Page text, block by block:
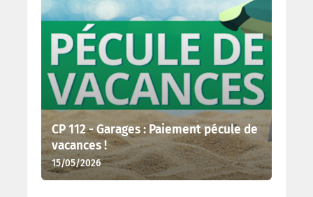
CP 112 - Garages : Paiement pécule de
vacances !
15/05/2026